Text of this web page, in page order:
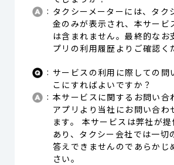
タクシーメーターには、タク
金のみが表示され、本サービ
は含まれません。最終的なお
プリの利用履歴よりご確認く
サービスの利用に際しての問
こにすればよいですか？
本サービスに関するお問い合
アプリより当社にお問い合わ
ます。 本サービスは弊社が
あり、タクシー会社では一切
答えできませんのであらかじ
さい。